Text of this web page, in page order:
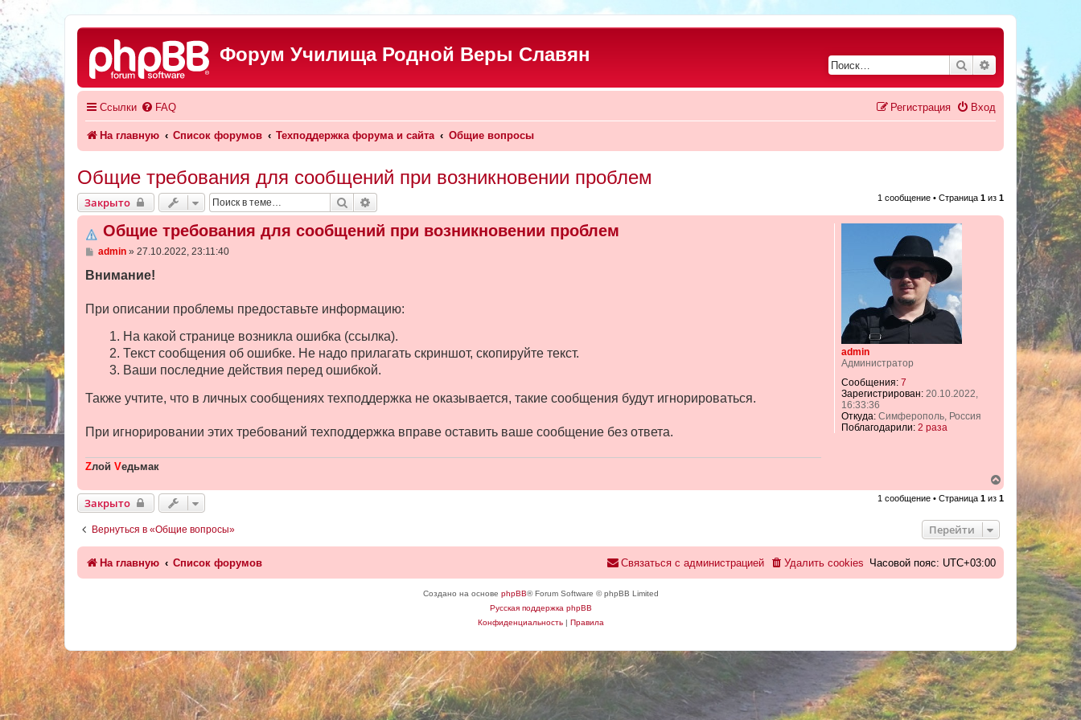
Форум Училища Родной Веры Славян Поиск Расширенный
Ссылки FAQ Вход
Регистрация
На главную Список форумов Техподдержка форума и сайта Общие вопросы
Общие требования для сообщений при возникновении проблем
Закрыто Поиск 1 сообщение • Страница 1 из 1
admin
Администратор
Сообщения: 7
Зарегистрирован: 20.10.2022,
16:33:36
Откуда: Симферополь, Россия
Поблагодарили: 2 раза
Общие требования для сообщений при возникновении проблем
С
о
е
н
admin» 27.10.2022, 23:11:40
Внимание!
При описании проблемы предоставьте информацию:
На какой странице возникла ошибка (ссылка).
Текст сообщения об ошибке. Не надо прилагать скриншот, скопируйте текст.
Ваши последние действия перед ошибкой.
Также учтите, что в личных сообщениях техподдержка не оказывается, такие сообщения будут игнорироваться.
При игнорировании этих требований техподдержка вправе оставить ваше сообщение без ответа.
Zлой Vедьмак
е
р
у
Закрыто 1 сообщение • Страница 1 из 1
Вернуться в «Общие вопросы» Перейти
На главную Список форумов Часовой пояс: UTC+03:00
Удалить cookies
Связаться с администрацией
Создано на основе phpBB® Forum Software © phpBB Limited
Русская поддержка phpBB
Конфиденциальность| Правила